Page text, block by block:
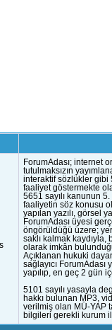
ForumAdası; internet
tutulmaksızın
interaktif sözlükler gibi
faaliyet göstermekte
5651 sayılı kanunun
faaliyetin söz konusu
yapılan yazılı, görsel
ForumAdası üyesi
öngörüldüğü üzere;
saklı kalmak
olarak imkân
Açıklanan hukuki
sağlayıcı
yapılıp, en geç 2 gün
5101 sayılı yasayla
hakkı bulunan MP3,
verilmiş olan MÜ-YAP
bilgileri gerekli kurum